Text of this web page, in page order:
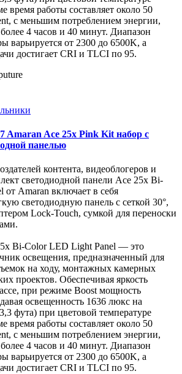
время работы составляет около 50
с меньшим потреблением энергии,
4 часов и 40 минут. Диапазон
варьируется от 2300 до 6500K, а
достигает CRI и TLCI по 95.
Amaran Ace 25x Pink Kit набор с
панелью
контента, видеоблогеров и
светодиодной панели Ace 25x Bi-
Amaran включает в себя
светодиодную панель с сеткой 30°,
Lock-Touch, сумкой для переноски
Bi-Color LED Light Panel — это
освещения, предназначенный для
на ходу, монтажных камерных
проектов. Обеспечивая яркость
при режиме Boost мощность
освещенность 1636 люкс на
фута) при цветовой температуре
время работы составляет около 50
с меньшим потреблением энергии,
4 часов и 40 минут. Диапазон
варьируется от 2300 до 6500K, а
достигает CRI и TLCI по 95.